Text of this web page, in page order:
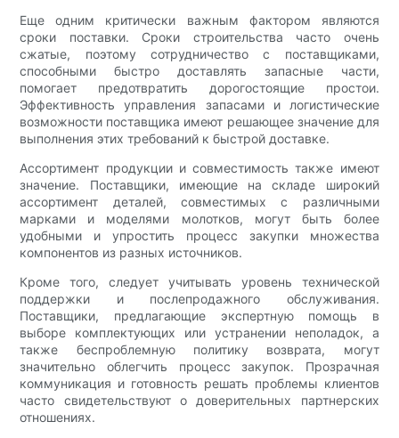
Еще одним критически важным фактором являются
сроки поставки. Сроки строительства часто очень
сжатые, поэтому сотрудничество с поставщиками,
способными быстро доставлять запасные части,
помогает предотвратить дорогостоящие простои.
Эффективность управления запасами и логистические
возможности поставщика имеют решающее значение для
выполнения этих требований к быстрой доставке.
Ассортимент продукции и совместимость также имеют
значение. Поставщики, имеющие на складе широкий
ассортимент деталей, совместимых с различными
марками и моделями молотков, могут быть более
удобными и упростить процесс закупки множества
компонентов из разных источников.
Кроме того, следует учитывать уровень технической
поддержки и послепродажного обслуживания.
Поставщики, предлагающие экспертную помощь в
выборе комплектующих или устранении неполадок, а
также беспроблемную политику возврата, могут
значительно облегчить процесс закупок. Прозрачная
коммуникация и готовность решать проблемы клиентов
часто свидетельствуют о доверительных партнерских
отношениях.